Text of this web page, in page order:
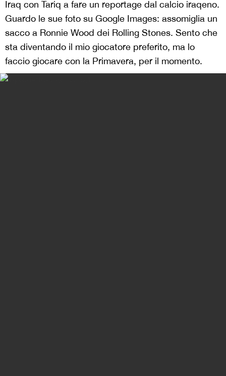
Iraq con Tariq a fare un reportage dal calcio iraqeno.
Guardo le sue foto su Google Images: assomiglia un
sacco a Ronnie Wood dei Rolling Stones. Sento che
sta diventando il mio giocatore preferito, ma lo
faccio giocare con la Primavera, per il momento.